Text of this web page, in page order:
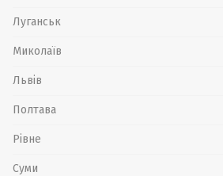
Луганськ
Миколаїв
Львів
Полтава
Рівне
Суми